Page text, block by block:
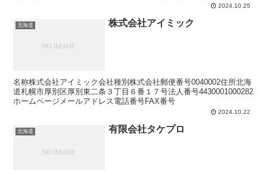
2024.10.25
北海道 株式会社アイミック
名称株式会社アイミック会社種別株式会社郵便番号0040002住所北海
道札幌市厚別区厚別東二条３丁目６番１７号法人番号4430001000282
ホームページメールアドレス電話番号FAX番号
2024.10.22
北海道 有限会社タケプロ